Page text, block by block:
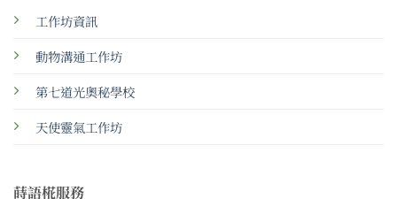
工作坊資訊
動物溝通工作坊
第七道光奧秘學校
天使靈氣工作坊
蒔語椛服務